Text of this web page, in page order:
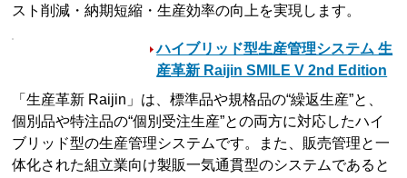
スト削減・納期短縮・生産効率の向上を実現します。
ハイブリッド型生産管理システム 生
産革新 Raijin SMILE V 2nd Edition
「生産革新 Raijin」は、標準品や規格品の“繰返生産”と、
個別品や特注品の“個別受注生産”との両方に対応したハイ
ブリッド型の生産管理システムです。また、販売管理と一
体化された組立業向け製販一気通貫型のシステムであると